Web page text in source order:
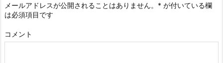
メールアドレスが公開されることはありません。 * が付いている欄
は必須項目です
コメント